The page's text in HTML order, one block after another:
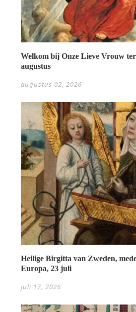
Welkom bij Onze Lieve Vrouw
augustus
augustus 02, 2026
Heilige Birgitta van Zweden,
Europa, 23 juli
juli 17, 2026